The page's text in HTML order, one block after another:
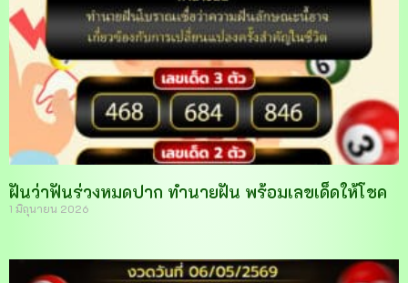
ฝันว่าฟันร่วงหมดปาก ทำนายฝัน พร้อมเลขเด็ดให้โชค
1 มิถุนายน 2026